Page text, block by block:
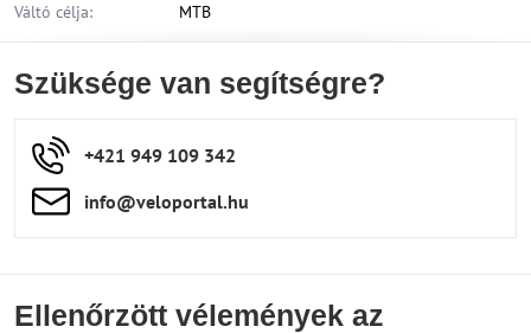
Váltó célja: MTB
Szüksége van segítségre?
+421 949 109 342
info​​@veloportal​.hu
Ellenőrzött vélemények az